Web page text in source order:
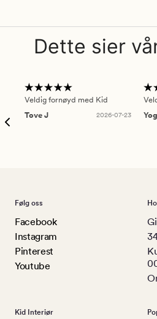
Dette sier
Veldig fornøyd med Kid
Tove J
2026-07-23
Følg oss
Facebook
Instagram
Pinterest
Youtube
Kid Interiør